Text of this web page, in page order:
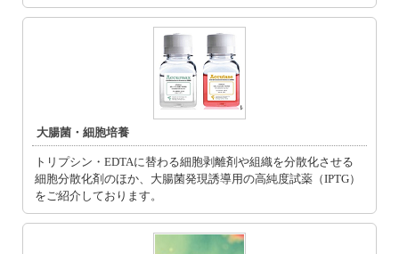
大腸菌・細胞培養
トリプシン・EDTAに替わる細胞剥離剤や組織を分散化させる
細胞分散化剤のほか、大腸菌発現誘導用の高純度試薬（IPTG）
をご紹介しております。